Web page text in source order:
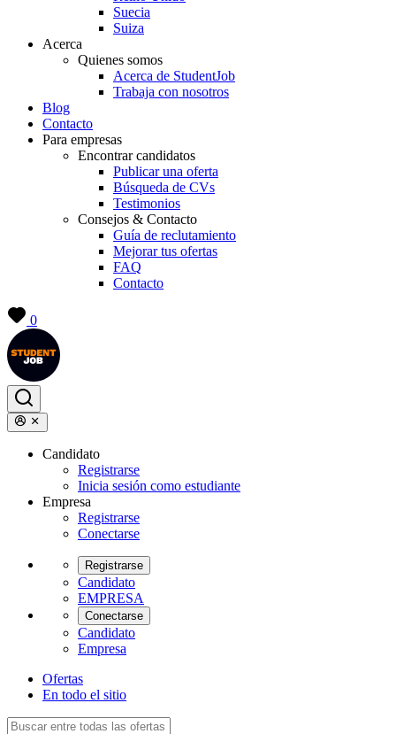
Suecia
Suiza
Acerca
Quienes somos
Acerca de StudentJob
Trabaja con nosotros
Blog
Contacto
Para empresas
Encontrar candidatos
Publicar una oferta
Búsqueda de CVs
Testimonios
Consejos & Contacto
Guía de reclutamiento
Mejorar tus ofertas
FAQ
Contacto
0
Candidato
Registrarse
Inicia sesión como estudiante
Empresa
Registrarse
Conectarse
Registrarse
Candidato
EMPRESA
Conectarse
Candidato
Empresa
Ofertas
En todo el sitio